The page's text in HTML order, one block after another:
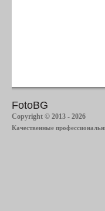
FotoBG
Copyright © 2013 - 2026
Качественные